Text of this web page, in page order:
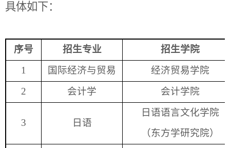
具体如下：
序号 招生专业
招生学院
1
国际经济与贸易 经济贸易学院
2
会计学 会计学院
3 日语
日语语言文化学院
（东方学研究院）